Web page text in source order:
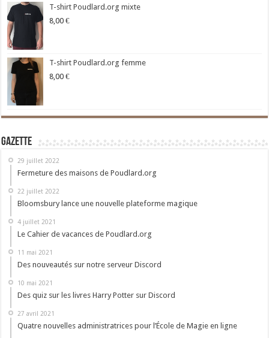
T-shirt Poudlard.org mixte
8,00 €
T-shirt Poudlard.org femme
8,00 €
Gazette
29 juillet 2022
Fermeture des maisons de Poudlard.org
22 juillet 2022
Bloomsbury lance une nouvelle plateforme magique
4 juillet 2021
Le Cahier de vacances de Poudlard.org
11 mai 2021
Des nouveautés sur notre serveur Discord
10 mai 2021
Des quiz sur les livres Harry Potter sur Discord
27 avril 2021
Quatre nouvelles administratrices pour l’École de Magie en ligne